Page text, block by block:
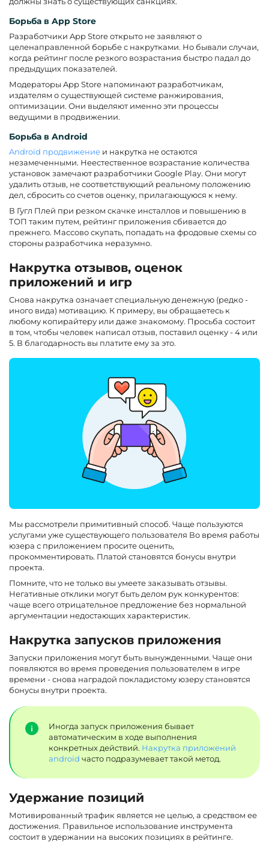
Борьба в App Store
Разработчики App Store открыто не заявляют о
целенаправленной борьбе с накрутками. Но бывали случаи,
когда рейтинг после резкого возрастания быстро падал до
предыдущих показателей.
Модераторы App Store напоминают разработчикам,
издателям о существующей системе ранжирования,
оптимизации. Они выделяют именно эти процессы
ведущими в продвижении.
Борьба в Android
Android продвижение и накрутка не остаются
незамеченными. Неестественное возрастание количества
установок замечают разработчики Google Play. Они могут
удалить отзыв, не соответствующий реальному положению
дел, сбросить со счетов оценку, прилагающуюся к нему.
В Гугл Плей при резком скачке инсталлов и повышению в
ТОП таким путем, рейтинг приложения сбивается до
прежнего. Массово скупать, попадать на фродовые схемы со
стороны разработчика неразумно.
Накрутка отзывов, оценок
приложений и игр
Снова накрутка означает специальную денежную (редко -
иного вида) мотивацию. К примеру, вы обращаетесь к
любому копирайтеру или даже знакомому. Просьба состоит
в том, чтобы человек написал отзыв, поставил оценку - 4 или
5. В благодарность вы платите ему за это.
Мы рассмотрели примитивный способ. Чаще пользуются
услугами уже существующего пользователя Во время работы
юзера с приложением просите оценить,
прокомментировать. Платой становятся бонусы внутри
проекта.
Помните, что не только вы умеете заказывать отзывы.
Негативные отклики могут быть делом рук конкурентов:
чаще всего отрицательное предложение без нормальной
аргументации недостающих характеристик.
Накрутка запусков приложения
Запуски приложения могут быть вынужденными. Чаще они
появляются во время проведения пользователем в игре
времени - снова наградой покладистому юзеру становятся
бонусы внутри проекта.
Иногда запуск приложения бывает
автоматическим в ходе выполнения
конкретных действий. Накрутка приложений
android часто подразумевает такой метод.
Удержание позиций
Мотивированный трафик является не целью, а средством ее
достижения. Правильное использование инструмента
состоит в удержании на высоких позициях в рейтинге.